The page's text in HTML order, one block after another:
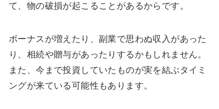
て、物の破損が起こることがあるからです。
ボーナスが増えたり、副業で思わぬ収入があった
り、相続や贈与があったりするかもしれません。
また、今まで投資していたものが実を結ぶタイミ
ングが来ている可能性もあります。